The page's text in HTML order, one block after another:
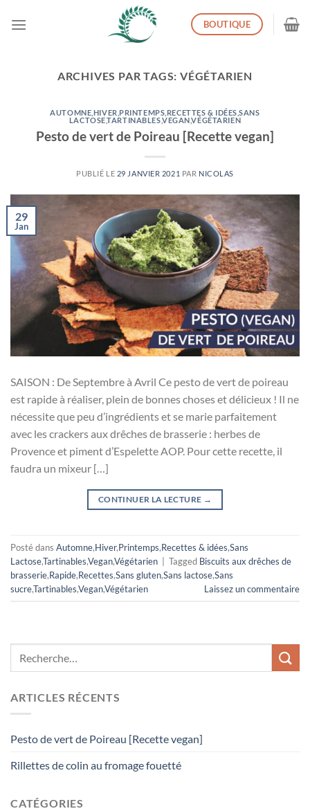
BOUTIQUE
ARCHIVES PAR TAGS:VÉGÉTARIEN
AUTOMNE HIVER PRINTEMPS RECETTES & IDÉES ,SANS
LACTOSE,TARTINABLES,VEGAN,VÉGÉTARIEN
Pesto de vert de Poireau [Recette vegan]
PUBLIÉ LE 29 JANVIER 2021 PAR NICOLAS
29
Jan
SAISON : De Septembre à Avril Ce pesto de vert de poireau
est rapide à réaliser, plein de bonnes choses et délicieux ! Il ne
nécessite que peu d’ingrédients et se marie parfaitement
avec les crackers aux drêches de brasserie : herbes de
Provence et piment d’Espelette AOP. Pour cette recette, il
faudra un mixeur […]
CONTINUER LA LECTURE →
Posté dans Automne,Hiver,Printemps,Recettes & idées,Sans
Lactose,Tartinables,Vegan,Végétarien Tagged Biscuits aux drêches de
brasserie,Rapide,Recettes,Sans gluten,Sans lactose,Sans
sucre,Tartinables,Vegan,Végétarien Laissez un commentaire
ARTICLES RÉCENTS
Pesto de vert de Poireau [Recette vegan]
Rillettes de colin au fromage fouetté
CATÉGORIES